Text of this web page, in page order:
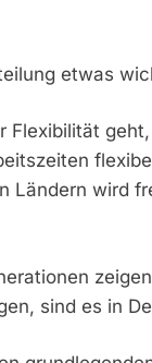
etwas
Flexibilität
Ländern wird
sind es in